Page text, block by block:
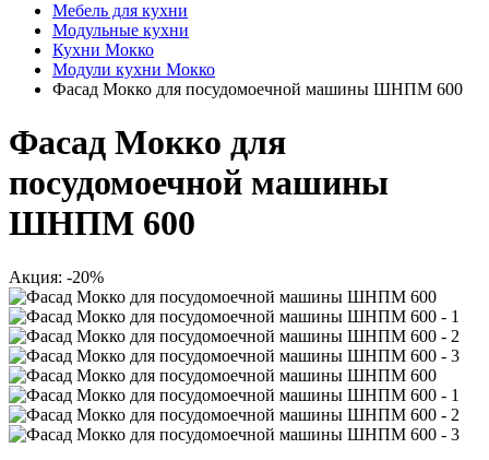
Мебель для кухни
Модульные кухни
Кухни Мокко
Модули кухни Мокко
Фасад Мокко для посудомоечной машины ШНПМ 600
Фасад Мокко для
посудомоечной машины
ШНПМ 600
Акция: -20%